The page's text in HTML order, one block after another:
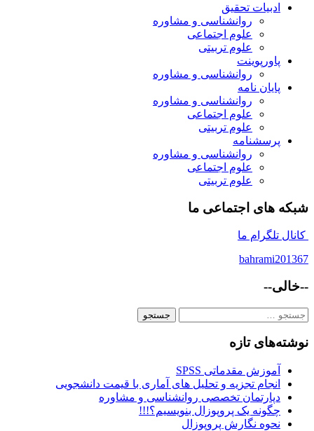
ادبیات تحقیق
روانشناسی و مشاوره
علوم اجتماعی
علوم تربیتی
پاورپوینت
روانشناسی و مشاوره
پایان نامه
روانشناسی و مشاوره
علوم اجتماعی
علوم تربیتی
پرسشنامه
روانشناسی و مشاوره
علوم اجتماعی
علوم تربیتی
شبکه های اجتماعی ما
کانال تلگرام ما
bahrami201367
--خالی--
جستجو
نوشته‌های تازه
آموزش مقدماتی SPSS
انجام تجزیه و تحلیل های آماری با قیمت دانشجویی
دپارتمان تخصصی روانشناسی و مشاوره
چگونه یک پروپوزال بنویسیم؟!!!
نحوه نگارش پروپوزال